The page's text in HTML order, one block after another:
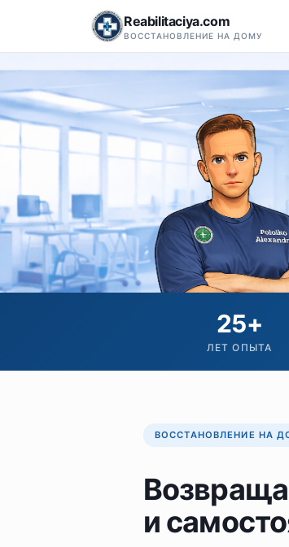
Reabilitaciya.com
ВОССТАНОВЛЕНИЕ НА ДОМУ
25+
ЛЕТ ОПЫТА
ВОССТАНОВЛЕНИЕ НА
и